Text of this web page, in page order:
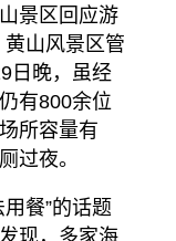
景区回应游
山风景区管
日晚，虽经
有800余位
所容量有
过夜。
餐”的话题